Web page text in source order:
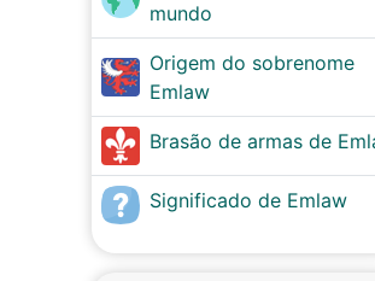
mundo
Origem do sobrenome
Emlaw
Brasão de armas de
Significado de Emlaw